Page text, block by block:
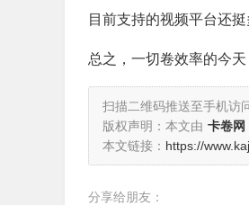
目前支持的视频平台还
总之，一切卷效率的今天
扫描二维码推送至手机访
版权声明：本文由 卡卷网
本文链接： https://
分享给朋友：